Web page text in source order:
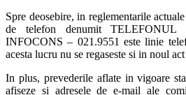
Spre deosebire, in reglementarile
de telefon denumit TELEFONUL
INFOCONS – 021.9551 este linie
acesta lucru nu se regaseste si in noul
In plus, prevederile aflate in vigoare
afiseze si adresele de e-mail ale